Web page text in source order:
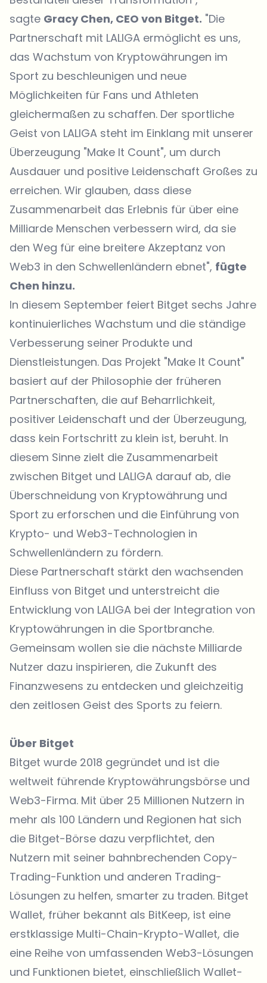
sagte Gracy Chen, CEO von Bitget. "Die
Partnerschaft mit LALIGA ermöglicht es uns,
das Wachstum von Kryptowährungen im
Sport zu beschleunigen und neue
Möglichkeiten für Fans und Athleten
gleichermaßen zu schaffen. Der sportliche
Geist von LALIGA steht im Einklang mit unserer
Überzeugung "Make It Count", um durch
Ausdauer und positive Leidenschaft Großes zu
erreichen. Wir glauben, dass diese
Zusammenarbeit das Erlebnis für über eine
Milliarde Menschen verbessern wird, da sie
den Weg für eine breitere Akzeptanz von
Web3 in den Schwellenländern ebnet", fügte
Chen hinzu.
In diesem September feiert Bitget sechs Jahre
kontinuierliches Wachstum und die ständige
Verbesserung seiner Produkte und
Dienstleistungen. Das Projekt "Make It Count"
basiert auf der Philosophie der früheren
Partnerschaften, die auf Beharrlichkeit,
positiver Leidenschaft und der Überzeugung,
dass kein Fortschritt zu klein ist, beruht. In
diesem Sinne zielt die Zusammenarbeit
zwischen Bitget und LALIGA darauf ab, die
Überschneidung von Kryptowährung und
Sport zu erforschen und die Einführung von
Krypto- und Web3-Technologien in
Schwellenländern zu fördern.
Diese Partnerschaft stärkt den wachsenden
Einfluss von Bitget und unterstreicht die
Entwicklung von LALIGA bei der Integration von
Kryptowährungen in die Sportbranche.
Gemeinsam wollen sie die nächste Milliarde
Nutzer dazu inspirieren, die Zukunft des
Finanzwesens zu entdecken und gleichzeitig
den zeitlosen Geist des Sports zu feiern.
Über Bitget
Bitget wurde 2018 gegründet und ist die
weltweit führende Kryptowährungsbörse und
Web3-Firma. Mit über 25 Millionen Nutzern in
mehr als 100 Ländern und Regionen hat sich
die Bitget-Börse dazu verpflichtet, den
Nutzern mit seiner bahnbrechenden Copy-
Trading-Funktion und anderen Trading-
Lösungen zu helfen, smarter zu traden. Bitget
Wallet, früher bekannt als BitKeep, ist eine
erstklassige Multi-Chain-Krypto-Wallet, die
eine Reihe von umfassenden Web3-Lösungen
und Funktionen bietet, einschließlich Wallet-